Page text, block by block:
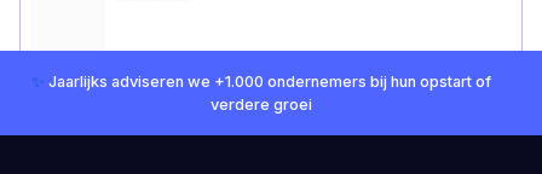
✨ Jaarlijks adviseren we +1.000 ondernemers bij hun opstart of
verdere groei